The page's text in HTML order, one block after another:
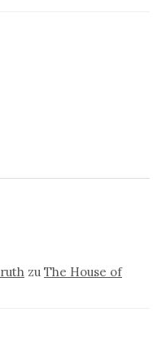
zu The House of